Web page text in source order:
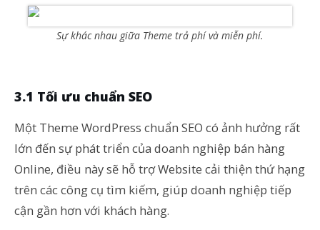
Sự khác nhau giữa Theme trả phí và miễn phí.
3.1 Tối ưu chuẩn SEO
Một Theme WordPress chuẩn SEO có ảnh hưởng rất
lớn đến sự phát triển của doanh nghiệp bán hàng
Online, điều này sẽ hỗ trợ Website cải thiện thứ hạng
trên các công cụ tìm kiếm, giúp doanh nghiệp tiếp
cận gần hơn với khách hàng.